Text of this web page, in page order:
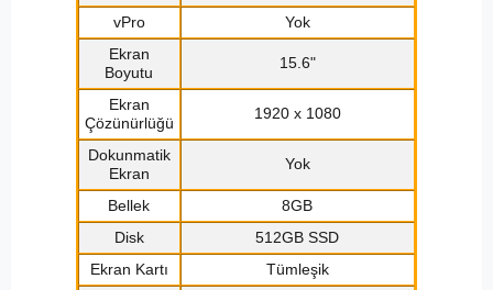
vPro
Yok
Ekran
Boyutu
15.6"
Ekran
Çözünürlüğü
1920 x 1080
Dokunmatik
Ekran
Yok
Bellek
8GB
Disk
512GB SSD
Ekran Kartı
Tümleşik